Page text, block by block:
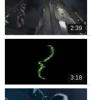
2:39
3:18